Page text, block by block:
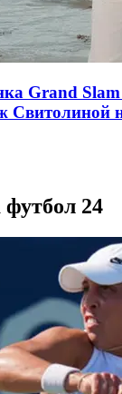
Grand
Свитолиной
24